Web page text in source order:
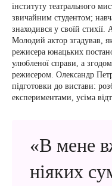
інституту театрального
звичайним студентом;
знаходився у своїй
Молодий актор згадував,
режисера юнацьких
улюбленої справи, а згодом
режисером. Олександр
підготовки до вистави:
експериментами, усіма
«В мене
ніяких